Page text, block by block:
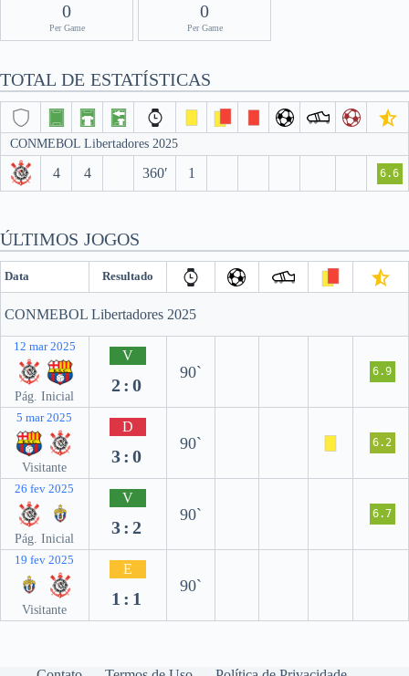
0
Per Game
0
Per Game
TOTAL DE ESTATÍSTICAS
CONMEBOL Libertadores 2025
4 4 360′ 1 6.6
ÚLTIMOS JOGOS
Data Resultado
CONMEBOL Libertadores 2025
12 mar 2025
Pág. Inicial
V
2:0
90` 6.9
5 mar 2025
Visitante
D
3:0
90` 6.2
26 fev 2025
Pág. Inicial
V
3:2
90` 6.7
19 fev 2025
Visitante
E
1:1
90`